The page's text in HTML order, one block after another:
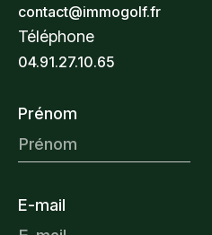
Efficacité énergétique
contact@immogolf.fr
Téléphone
04.91.27.10.65
Prénom
E-mail